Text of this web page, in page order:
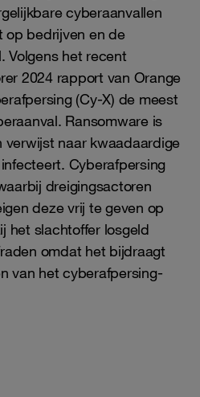
cyberaanvallen
op bedrijven en de
Volgens het recent
2024 rapport van Orange
(Cy-X) de meest
Ransomware is
verwijst naar kwaadaardige
Cyberafpersing
dreigingsactoren
deze vrij te geven op
het slachtoffer losgeld
omdat het bijdraagt
van het cyberafpersing-